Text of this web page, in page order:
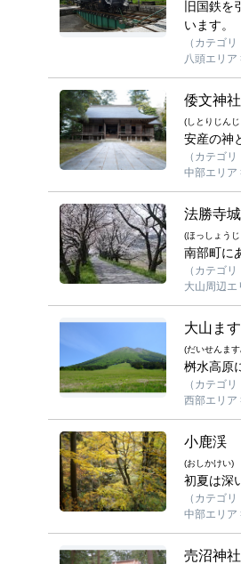
旧国鉄を
います。
（カテゴ
八頭エリア
倭文神
(しとりじんじ
安産の神
（カテゴ
中部エリア
法勝寺
(ほっしょう
南部町に
（カテゴ
大山周辺エ
大山ま
(だいせんま
桝水高原
（カテゴ
西部エリア
小鹿渓
(おしかけい)
初夏は深
（カテゴ
中部エリア
売沼神社